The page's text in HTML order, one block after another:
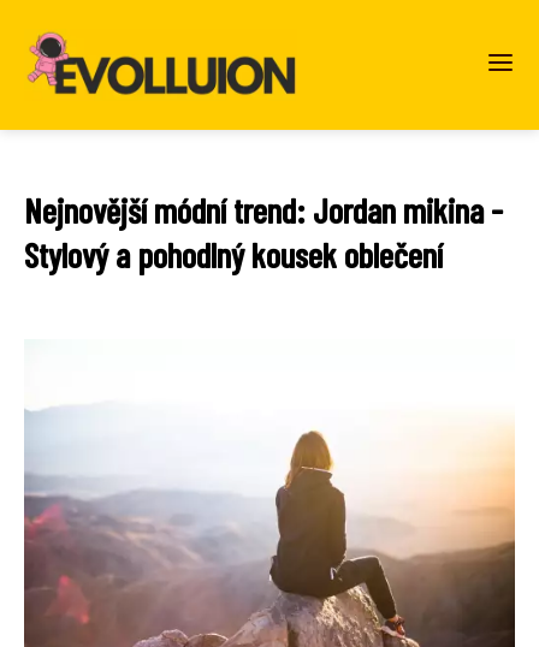
Nejnovější módní trend: Jordan mikina -
Stylový a pohodlný kousek oblečení